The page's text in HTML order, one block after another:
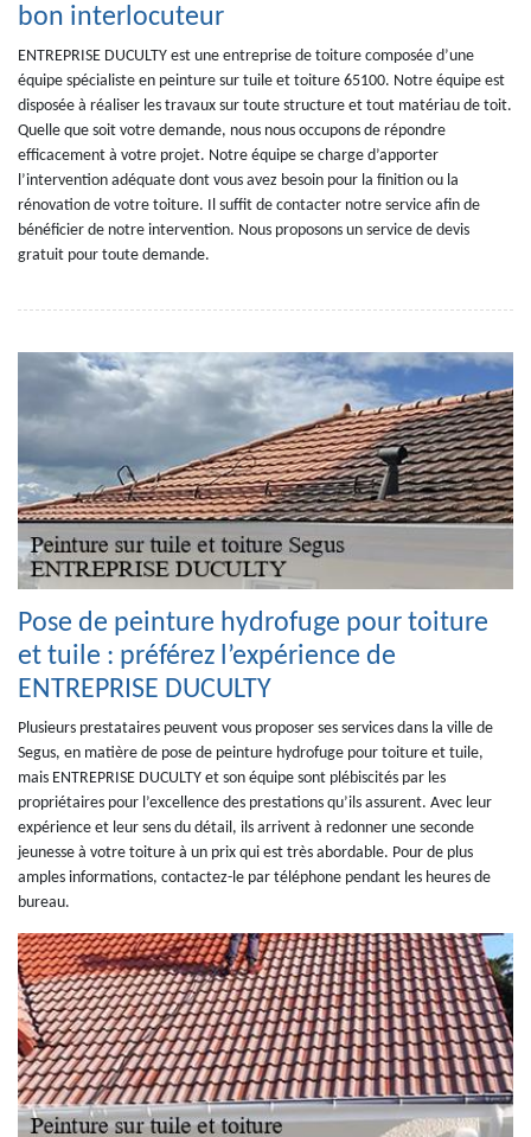
bon interlocuteur
ENTREPRISE DUCULTY est une entreprise de toiture composée d’une
équipe spécialiste en peinture sur tuile et toiture 65100. Notre équipe est
disposée à réaliser les travaux sur toute structure et tout matériau de toit.
Quelle que soit votre demande, nous nous occupons de répondre
efficacement à votre projet. Notre équipe se charge d’apporter
l’intervention adéquate dont vous avez besoin pour la finition ou la
rénovation de votre toiture. Il suffit de contacter notre service afin de
bénéficier de notre intervention. Nous proposons un service de devis
gratuit pour toute demande.
Pose de peinture hydrofuge pour toiture
et tuile : préférez l’expérience de
ENTREPRISE DUCULTY
Plusieurs prestataires peuvent vous proposer ses services dans la ville de
Segus, en matière de pose de peinture hydrofuge pour toiture et tuile,
mais ENTREPRISE DUCULTY et son équipe sont plébiscités par les
propriétaires pour l’excellence des prestations qu’ils assurent. Avec leur
expérience et leur sens du détail, ils arrivent à redonner une seconde
jeunesse à votre toiture à un prix qui est très abordable. Pour de plus
amples informations, contactez-le par téléphone pendant les heures de
bureau.